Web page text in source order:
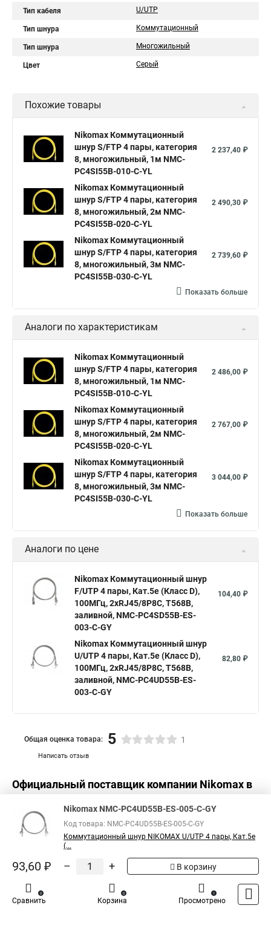
Тип кабеля U/UTP
Тип шнура Коммутационный
Тип шнура Многожильный
Цвет Серый
Похожие товары
Nikomax Коммутационный
шнур S/FTP 4 пары, категория
8, многожильный, 1м NMC-
PC4SI55B-010-C-YL
2 237,40 ₽
Nikomax Коммутационный
шнур S/FTP 4 пары, категория
8, многожильный, 2м NMC-
PC4SI55B-020-C-YL
2 490,30 ₽
Nikomax Коммутационный
шнур S/FTP 4 пары, категория
8, многожильный, 3м NMC-
PC4SI55B-030-C-YL
2 739,60 ₽
Показать больше
Аналоги по характеристикам
Nikomax Коммутационный
шнур S/FTP 4 пары, категория
8, многожильный, 1м NMC-
PC4SI55B-010-C-YL
2 486,00 ₽
Nikomax Коммутационный
шнур S/FTP 4 пары, категория
8, многожильный, 2м NMC-
PC4SI55B-020-C-YL
2 767,00 ₽
Nikomax Коммутационный
шнур S/FTP 4 пары, категория
8, многожильный, 3м NMC-
PC4SI55B-030-C-YL
3 044,00 ₽
Показать больше
Аналоги по цене
Nikomax Коммутационный шнур
F/UTP 4 пары, Кат.5е (Класс D),
100МГц, 2хRJ45/8P8C, T568B,
заливной, NMC-PC4SD55B-ES-
003-C-GY
104,40 ₽
Nikomax Коммутационный шнур
U/UTP 4 пары, Кат.5е (Класс D),
100МГц, 2хRJ45/8P8C, T568B,
заливной, NMC-PC4UD55B-ES-
003-C-GY
82,80 ₽
Написать отзыв
Общая оценка товара: 5 1
Официальный поставщик компании Nikomax в
Nikomax NMC-PC4UD55B-ES-005-C-GY
Код товара: NMC-PC4UD55B-ES-005-C-GY
Коммутационный шнур NIKOMAX U/UTP 4 пары, Кат.5е
(...
93,60 ₽ – + В корзину
Сравнить
0
Корзина
0
Просмотрено
1